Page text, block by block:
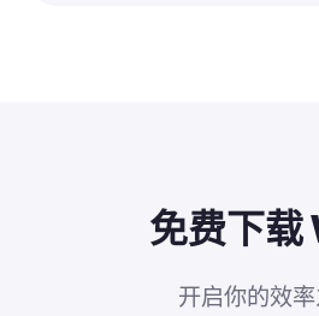
免费下载
开启你的效